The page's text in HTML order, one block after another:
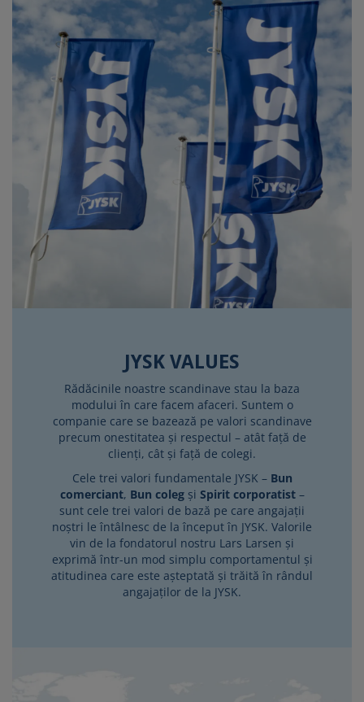
JYSK VALUES
Rădăcinile noastre scandinave stau la baza
modului în care facem afaceri. Suntem o
companie care se bazează pe valori scandinave
precum onestitatea și respectul – atât față de
clienți, cât și față de colegi.
Cele trei valori fundamentale JYSK – Bun
comerciant, Bun colegși Spirit corporatist–
sunt cele trei valori de bază pe care angajații
noștri le întâlnesc de la început în JYSK. Valorile
vin de la fondatorul nostru Lars Larsen și
exprimă într-un mod simplu comportamentul și
atitudinea care este așteptată și trăită în rândul
angajaților de la JYSK.